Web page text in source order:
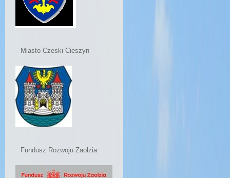
Miasto Czeski Cieszyn
Fundusz Rozwoju Zaolzia